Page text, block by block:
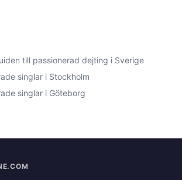
till passionerad dejting i Sverige
singlar i Stockholm
singlar i Göteborg